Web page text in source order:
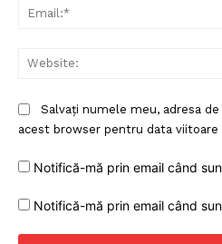
Proiecte editoriale
Contact
Salvați numele meu, adresa
acest browser pentru data viitoare
Notifică-mă prin email când
Notifică-mă prin email când